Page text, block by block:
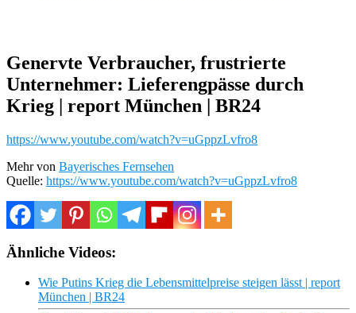
Genervte Verbraucher, frustrierte
Unternehmer: Lieferengpässe durch
Krieg | report München | BR24
https://www.youtube.com/watch?v=uGppzLvfro8
Mehr von Bayerisches Fernsehen
Quelle: https://www.youtube.com/watch?v=uGppzLvfro8
Ähnliche Videos:
Wie Putins Krieg die Lebensmittelpreise steigen lässt | report
München | BR24